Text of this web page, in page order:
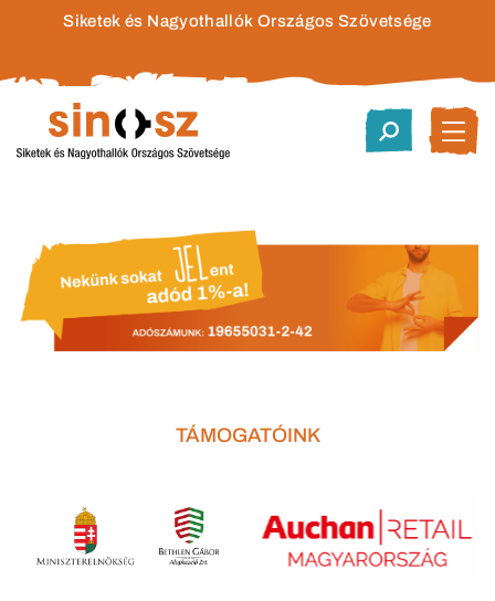
Siketek és Nagyothallók Országos Szövetsége
TÁMOGATÓINK